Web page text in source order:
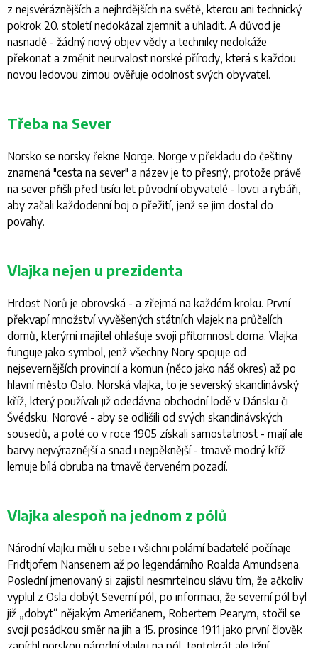
z nejsvéráznějších a nejhrdějších na světě, kterou ani technický
pokrok 20. století nedokázal zjemnit a uhladit. A důvod je
nasnadě - žádný nový objev vědy a techniky nedokáže
překonat a změnit neurvalost norské přírody, která s každou
novou ledovou zimou ověřuje odolnost svých obyvatel.
Třeba na Sever
Norsko se norsky řekne Norge. Norge v překladu do češtiny
znamená "cesta na sever" a název je to přesný, protože právě
na sever přišli před tisíci let původní obyvatelé - lovci a rybáři,
aby začali každodenní boj o přežití, jenž se jim dostal do
povahy.
Vlajka nejen u prezidenta
Hrdost Norů je obrovská - a zřejmá na každém kroku. První
překvapí množství vyvěšených státních vlajek na průčelích
domů, kterými majitel ohlašuje svoji přítomnost doma. Vlajka
funguje jako symbol, jenž všechny Nory spojuje od
nejsevernějších provincií a komun (něco jako náš okres) až po
hlavní město Oslo. Norská vlajka, to je severský skandinávský
kříž, který používali již odedávna obchodní lodě v Dánsku či
Švédsku. Norové - aby se odlišili od svých skandinávských
sousedů, a poté co v roce 1905 získali samostatnost - mají ale
barvy nejvýraznější a snad i nejpěknější - tmavě modrý kříž
lemuje bílá obruba na tmavě červeném pozadí.
Vlajka alespoň na jednom z pólů
Národní vlajku měli u sebe i všichni polární badatelé počínaje
Fridtjofem Nansenem až po legendárního Roalda Amundsena.
Poslední jmenovaný si zajistil nesmrtelnou slávu tím, že ačkoliv
vyplul z Osla dobýt Severní pól, po informaci, že severní pól byl
již „dobyt“ nějakým Američanem, Robertem Pearym, stočil se
svojí posádkou směr na jih a 15. prosince 1911 jako první člověk